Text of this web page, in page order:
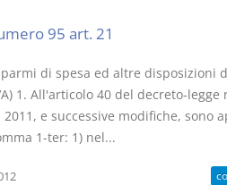
95 art. 21
di spesa ed altre disposizioni
1. All'articolo 40 del decreto-legge
e successive modifiche, sono
1-ter: 1) nel...